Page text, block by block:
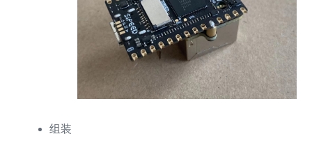
组装